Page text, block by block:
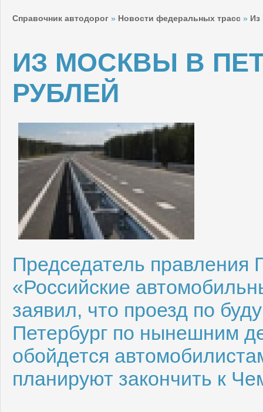
Справочник автодорог » Новости федеральных трасс » Из
ИЗ МОСКВЫ В
РУБЛЕЙ
Председатель правления
«Российские
заявил, что проезд по
Петербург по нынешним
обойдется
планируют закончить к